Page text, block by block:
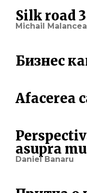
Silk road 3
Michail Malancea
Бизнес
Afacerea
asupra
Daniel Banaru